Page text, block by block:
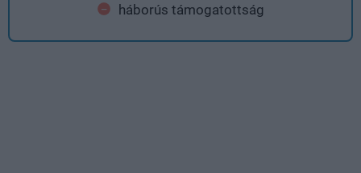
háborús támogatottság